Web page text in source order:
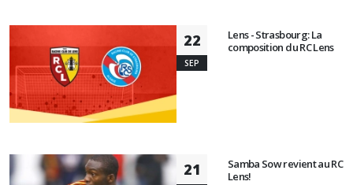
22
SEP
Lens - Strasbourg: La
composition du RC Lens
21
Samba Sow revient au RC
Lens!